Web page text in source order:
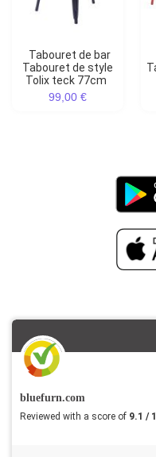
Tabouret de bar
Tabouret de style
Tolix teck 77cm
99,00 €
bluefurn.com
Reviewed with a score of 9.1 /